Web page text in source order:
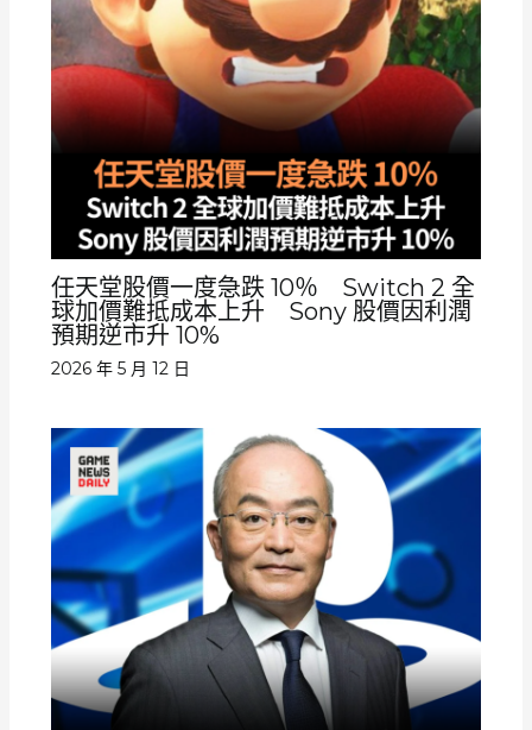
任天堂股價一度急跌 10％ Switch 2 全
球加價難抵成本上升 Sony 股價因利潤
預期逆市升 10%
2026 年 5 月 12 日